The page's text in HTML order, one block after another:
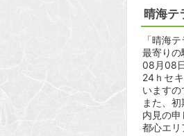
晴海テ
「晴海
最寄りの
08月08
24ｈセ
いますの
また、
内見の申
都心エリ